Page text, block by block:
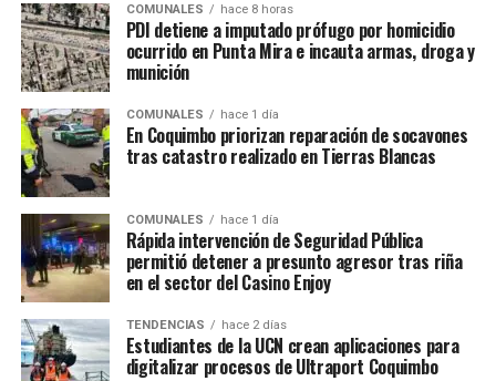
COMUNALES hace 8 horas
PDI detiene a imputado prófugo por homicidio
ocurrido en Punta Mira e incauta armas, droga y
munición
COMUNALES hace 1 día
En Coquimbo priorizan reparación de socavones
tras catastro realizado en Tierras Blancas
COMUNALES hace 1 día
Rápida intervención de Seguridad Pública
permitió detener a presunto agresor tras riña
en el sector del Casino Enjoy
TENDENCIAS hace 2 días
Estudiantes de la UCN crean aplicaciones para
digitalizar procesos de Ultraport Coquimbo